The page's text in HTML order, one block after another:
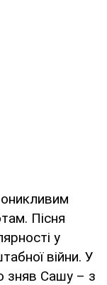
Пісня
у
війни. У
зняв Сашу – з